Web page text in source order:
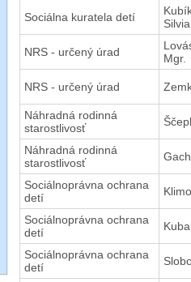
Sociálna kuratela detí
NRS - určený úrad
Mgr.
NRS - určený úrad
Náhradná rodinná
starostlivosť
Náhradná rodinná
starostlivosť
Sociálnoprávna ochrana
detí
Sociálnoprávna ochrana
detí
Sociálnoprávna ochrana
detí